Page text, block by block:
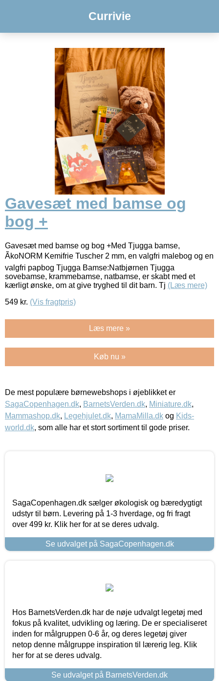
Currivie
Gavesæt med bamse og
bog +
Gavesæt med bamse og bog +Med Tjugga bamse,
ÃkoNORM Kemifrie Tuscher 2 mm, en valgfri malebog og en
valgfri papbog Tjugga Bamse:Natbjørnen Tjugga
sovebamse, krammebamse, natbamse, er skabt med et
kærligt ønske, om at give tryghed til dit barn. Tj (Læs mere)
549 kr. (Vis fragtpris)
Læs mere »
Køb nu »
De mest populære børnewebshops i øjeblikket er
SagaCopenhagen.dk, BarnetsVerden.dk, Miniature.dk,
Mammashop.dk, Legehjulet.dk, MamaMilla.dk og Kids-
world.dk, som alle har et stort sortiment til gode priser.
SagaCopenhagen.dk sælger økologisk og bæredygtigt
udstyr til børn. Levering på 1-3 hverdage, og fri fragt
over 499 kr. Klik her for at se deres udvalg.
Se udvalget på SagaCopenhagen.dk
Hos BarnetsVerden.dk har de nøje udvalgt legetøj med
fokus på kvalitet, udvikling og læring. De er specialiseret
inden for målgruppen 0-6 år, og deres legetøj giver
netop denne målgruppe inspiration til lærerig leg. Klik
her for at se deres udvalg.
Se udvalget på BarnetsVerden.dk